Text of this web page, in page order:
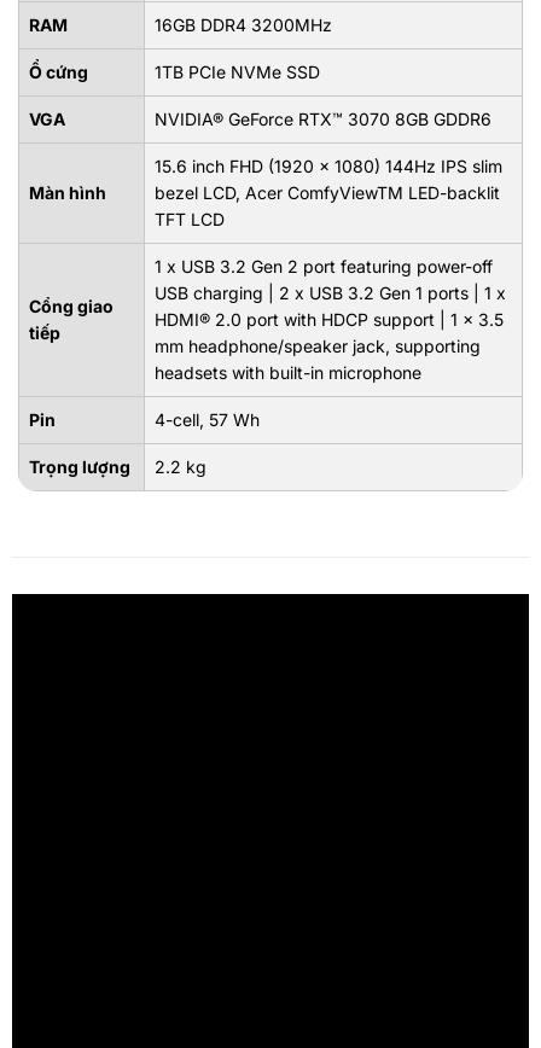
RAM 16GB DDR4 3200MHz
Ổ cứng 1TB PCIe NVMe SSD
VGA NVIDIA® GeForce RTX™ 3070 8GB GDDR6
Màn hình
15.6 inch FHD (1920 x 1080) 144Hz IPS slim
bezel LCD, Acer ComfyViewTM LED-backlit
TFT LCD
Cổng giao
tiếp
1 x USB 3.2 Gen 2 port featuring power-off
USB charging | 2 x USB 3.2 Gen 1 ports | 1 x
HDMI® 2.0 port with HDCP support | 1 x 3.5
mm headphone/speaker jack, supporting
headsets with built-in microphone
Pin 4-cell, 57 Wh
Trọng lượng 2.2 kg